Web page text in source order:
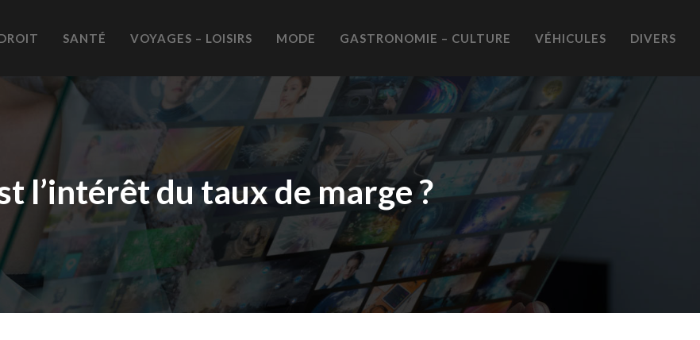
SANTÉ VOYAGES – LOISIRS MODE GASTRONOMIE – CULTURE VÉHICULES DIVERS
l’intérêt du taux de marge ?